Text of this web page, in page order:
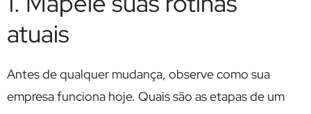
atuais
Antes de qualquer mudança, observe como sua
empresa funciona hoje. Quais são as etapas de um